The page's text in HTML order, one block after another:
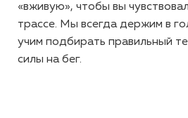
«вживую», чтобы вы
трассе. Мы всегда держим в
учим подбирать правильный
силы на бег.